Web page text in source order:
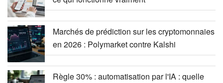
Marchés de prédiction sur les cryptomonnaies
en 2026 : Polymarket contre Kalshi
Règle 30% : automatisation par l'IA : quelle